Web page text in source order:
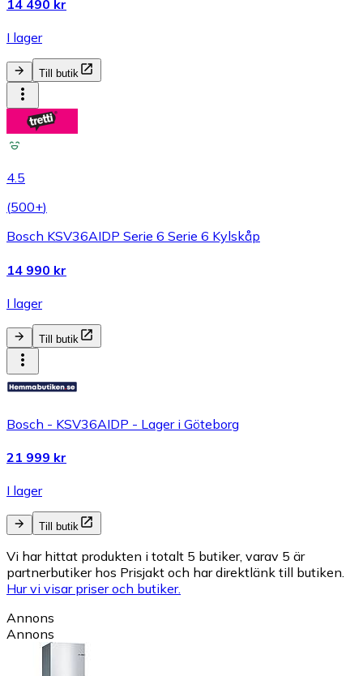
14 490 kr
I lager
Till butik
4.5
(500+)
Bosch KSV36AIDP Serie 6 Serie 6 Kylskåp
14 990 kr
I lager
Till butik
Bosch - KSV36AIDP - Lager i Göteborg
21 999 kr
I lager
Till butik
Vi har hittat produkten i totalt 5 butiker, varav 5 är
partnerbutiker hos Prisjakt och har direktlänk till butiken.
Hur vi visar priser och butiker.
Annons
Annons